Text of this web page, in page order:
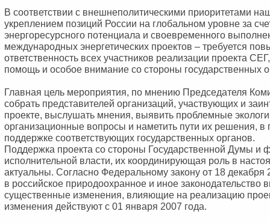
В соответствии с внешнеполитическими приоритетами
укреплением позиций России на глобальном уровне за
энергоресурсного потенциала и своевременного
международных энергетических проектов – требуется
ответственность всех участников реализации проекта
помощь и особое внимание со стороны государственных
Главная цель мероприятия, по мнению Председателя
собрать представителей организаций, участвующих и
проекте, выслушать мнения, выявить проблемные
организационные вопросы и наметить пути их решения, в
поддержке соответствующих государственных органов.
Поддержка проекта со стороны Государственной Думы и
исполнительной власти, их координирующая роль в
актуальны. Согласно Федеральному закону от 18
в российское природоохранное и иное законодательство
существенные изменения, влияющие на реализацию
изменения действуют с 01 января 2007 года.